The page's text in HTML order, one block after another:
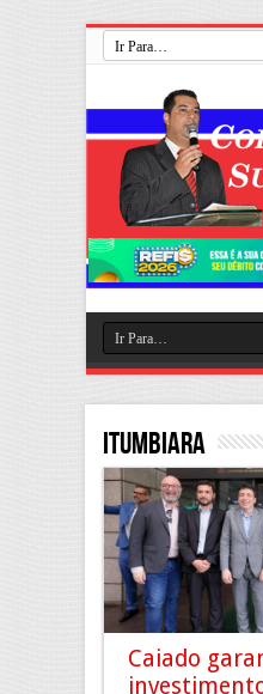
Itumbiara
Caiado